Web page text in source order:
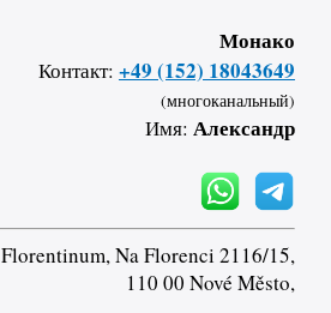
Монако
Контакт: +49 (152) 18043649
(многоканальный)
Имя: Александр
Florentinum, Na Florenci 2116/15,
110 00 Nové Město,